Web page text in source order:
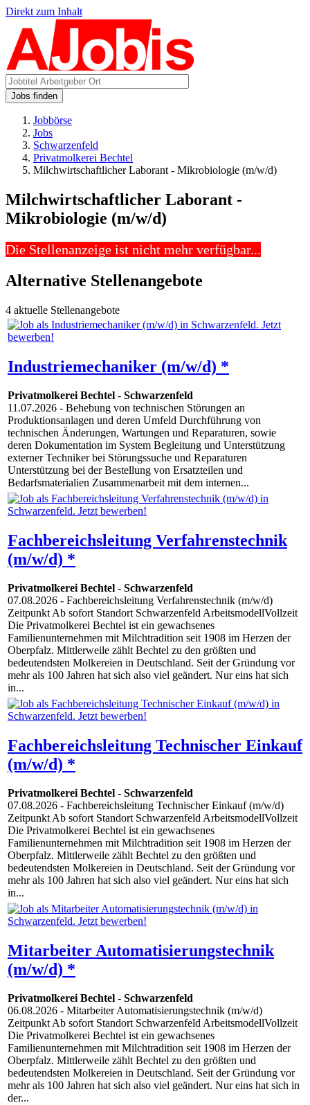
Direkt zum Inhalt
Jobs finden
Jobbörse
Jobs
Schwarzenfeld
Privatmolkerei Bechtel
Milchwirtschaftlicher Laborant - Mikrobiologie (m/w/d)
Milchwirtschaftlicher Laborant -
Mikrobiologie (m/w/d)
Die Stellenanzeige ist nicht mehr verfügbar...
Alternative Stellenangebote
4 aktuelle Stellenangebote
Industriemechaniker (m/w/d) *
Privatmolkerei Bechtel - Schwarzenfeld
11.07.2026 - Behebung von technischen Störungen an
Produktionsanlagen und deren Umfeld Durchführung von
technischen Änderungen, Wartungen und Reparaturen, sowie
deren Dokumentation im System Begleitung und Unterstützung
externer Techniker bei Störungssuche und Reparaturen
Unterstützung bei der Bestellung von Ersatzteilen und
Bedarfsmaterialien Zusammenarbeit mit dem internen...
Fachbereichsleitung Verfahrenstechnik
(m/w/d) *
Privatmolkerei Bechtel - Schwarzenfeld
07.08.2026 - Fachbereichsleitung Verfahrenstechnik (m/w/d)
Zeitpunkt Ab sofort Standort Schwarzenfeld ArbeitsmodellVollzeit
Die Privatmolkerei Bechtel ist ein gewachsenes
Familienunternehmen mit Milchtradition seit 1908 im Herzen der
Oberpfalz. Mittlerweile zählt Bechtel zu den größten und
bedeutendsten Molkereien in Deutschland. Seit der Gründung vor
mehr als 100 Jahren hat sich also viel geändert. Nur eins hat sich
in...
Fachbereichsleitung Technischer Einkauf
(m/w/d) *
Privatmolkerei Bechtel - Schwarzenfeld
07.08.2026 - Fachbereichsleitung Technischer Einkauf (m/w/d)
Zeitpunkt Ab sofort Standort Schwarzenfeld ArbeitsmodellVollzeit
Die Privatmolkerei Bechtel ist ein gewachsenes
Familienunternehmen mit Milchtradition seit 1908 im Herzen der
Oberpfalz. Mittlerweile zählt Bechtel zu den größten und
bedeutendsten Molkereien in Deutschland. Seit der Gründung vor
mehr als 100 Jahren hat sich also viel geändert. Nur eins hat sich
in...
Mitarbeiter Automatisierungstechnik
(m/w/d) *
Privatmolkerei Bechtel - Schwarzenfeld
06.08.2026 - Mitarbeiter Automatisierungstechnik (m/w/d)
Zeitpunkt Ab sofort Standort Schwarzenfeld ArbeitsmodellVollzeit
Die Privatmolkerei Bechtel ist ein gewachsenes
Familienunternehmen mit Milchtradition seit 1908 im Herzen der
Oberpfalz. Mittlerweile zählt Bechtel zu den größten und
bedeutendsten Molkereien in Deutschland. Seit der Gründung vor
mehr als 100 Jahren hat sich also viel geändert. Nur eins hat sich in
der...